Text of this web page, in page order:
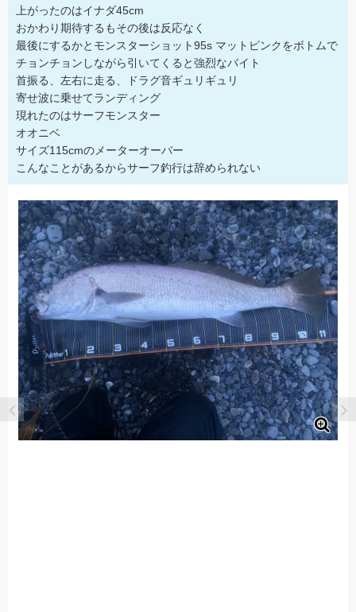
上がったのはイナダ45cm
おかわり期待するもその後は反応なく
最後にするかとモンスターショット95s マットピンクをボトムで
チョンチョンしながら引いてくると強烈なバイト
首振る、左右に走る、ドラグ音ギュリギュリ
寄せ波に乗せてランディング
現れたのはサーフモンスター
オオニベ
サイズ115cmのメーターオーバー
こんなことがあるからサーフ釣行は辞められない